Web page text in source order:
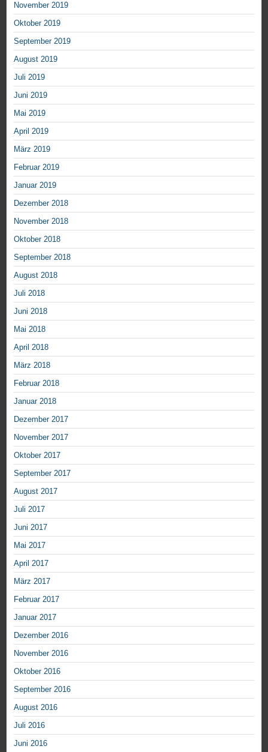
November 2019
Oktober 2019
September 2019
August 2019
Juli 2019
Juni 2019
Mai 2019
April 2019
März 2019
Februar 2019
Januar 2019
Dezember 2018
November 2018
Oktober 2018
September 2018
August 2018
Juli 2018
Juni 2018
Mai 2018
April 2018
März 2018
Februar 2018
Januar 2018
Dezember 2017
November 2017
Oktober 2017
September 2017
August 2017
Juli 2017
Juni 2017
Mai 2017
April 2017
März 2017
Februar 2017
Januar 2017
Dezember 2016
November 2016
Oktober 2016
September 2016
August 2016
Juli 2016
Juni 2016